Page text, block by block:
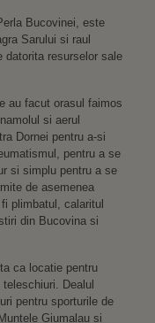
Bucovinei, este
Sarului si raul
datorita resurselor sale
au facut orasul faimos
si aerul
Dornei pentru a-si
pentru a se
si simplu pentru a se
de asemenea
plimbatul, calaritul
din Bucovina si
ca locatie pentru
Dealul
pentru sporturile de
Giumalau si